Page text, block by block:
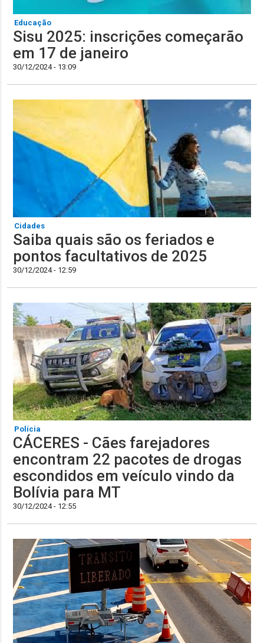
Educação
Sisu 2025: inscrições começarão
em 17 de janeiro
30/12/2024 - 13:09
Cidades
Saiba quais são os feriados e
pontos facultativos de 2025
30/12/2024 - 12:59
Polícia
CÁCERES - Cães farejadores
encontram 22 pacotes de drogas
escondidos em veículo vindo da
Bolívia para MT
30/12/2024 - 12:55